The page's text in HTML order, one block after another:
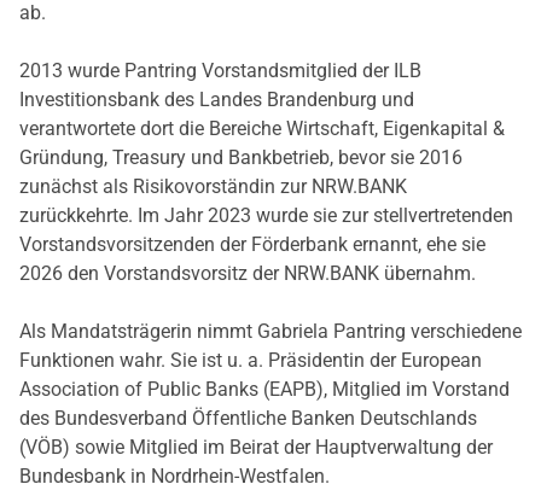
ab.
2013 wurde Pantring Vorstandsmitglied der ILB
Investitionsbank des Landes Brandenburg und
verantwortete dort die Bereiche Wirtschaft, Eigenkapital &
Gründung, Treasury und Bankbetrieb, bevor sie 2016
zunächst als Risikovorständin zur NRW.BANK
zurückkehrte. Im Jahr 2023 wurde sie zur stellvertretenden
Vorstandsvorsitzenden der Förderbank ernannt, ehe sie
2026 den Vorstandsvorsitz der NRW.BANK übernahm.
Als Mandatsträgerin nimmt Gabriela Pantring verschiedene
Funktionen wahr. Sie ist u. a. Präsidentin der European
Association of Public Banks (EAPB), Mitglied im Vorstand
des Bundesverband Öffentliche Banken Deutschlands
(VÖB) sowie Mitglied im Beirat der Hauptverwaltung der
Bundesbank in Nordrhein-Westfalen.